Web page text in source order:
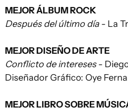
MEJOR ÁLBUM ROCK
Después del último día - La
MEJOR DISEÑO DE ARTE
Conflicto de intereses-
Diseñador Gráfico: Oye
MEJOR LIBRO SOBRE